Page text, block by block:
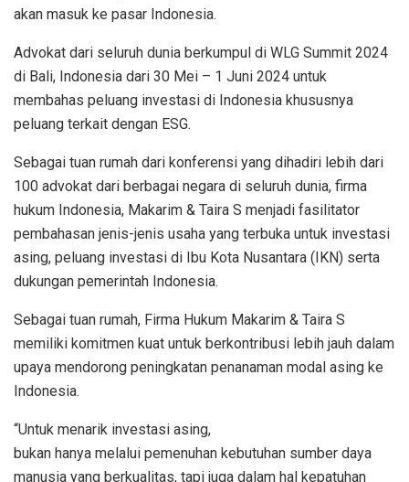
akan masuk ke pasar Indonesia.
Advokat dari seluruh dunia berkumpul di WLG Summit 2024
di Bali, Indonesia dari 30 Mei – 1 Juni 2024 untuk
membahas peluang investasi di Indonesia khususnya
peluang terkait dengan ESG.
Sebagai tuan rumah dari konferensi yang dihadiri lebih dari
100 advokat dari berbagai negara di seluruh dunia, firma
hukum Indonesia, Makarim & Taira S menjadi fasilitator
pembahasan jenis-jenis usaha yang terbuka untuk investasi
asing, peluang investasi di Ibu Kota Nusantara (IKN) serta
dukungan pemerintah Indonesia.
Sebagai tuan rumah, Firma Hukum Makarim & Taira S
memiliki komitmen kuat untuk berkontribusi lebih jauh dalam
upaya mendorong peningkatan penanaman modal asing ke
Indonesia.
“Untuk menarik investasi asing,
bukan hanya melalui pemenuhan kebutuhan sumber daya
manusia yang berkualitas, tapi juga dalam hal kepatuhan